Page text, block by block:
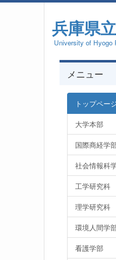
兵庫県
University of Hyogo
メニュー
トップペー
大学本部
国際商経学
社会情報科
工学研究科
理学研究科
環境人間学
看護学部